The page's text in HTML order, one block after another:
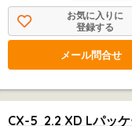
お気に入りに
登録する
メール問合せ
CX-5 2.2 XD Lパッ